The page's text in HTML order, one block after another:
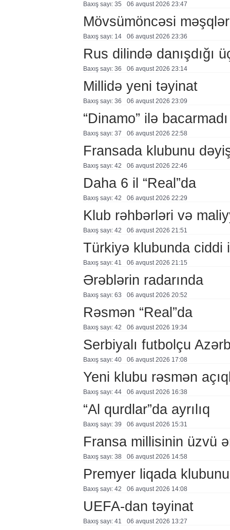
Baxış sayı: 35 06 avqust 2026 23:47
Mövsümöncəsi
Baxış sayı: 14 06 avqust 2026 23:36
Rus dilində danışdığı
Baxış sayı: 36 06 avqust 2026 23:14
Millidə yeni təyinat
Baxış sayı: 36 06 avqust 2026 23:09
“Dinamo” ilə bacarmadı
Baxış sayı: 37 06 avqust 2026 22:58
Fransada klubunu
Baxış sayı: 42 06 avqust 2026 22:46
Daha 6 il “Real”da
Baxış sayı: 42 06 avqust 2026 22:29
Klub rəhbərləri və
Baxış sayı: 42 06 avqust 2026 21:51
Türkiyə klubunda ciddi
Baxış sayı: 41 06 avqust 2026 21:15
Ərəblərin radarında
Baxış sayı: 63 06 avqust 2026 20:52
Rəsmən “Real”da
Baxış sayı: 42 06 avqust 2026 19:34
Serbiyalı futbolçu
Baxış sayı: 40 06 avqust 2026 17:08
Yeni klubu rəsmən
Baxış sayı: 44 06 avqust 2026 16:38
“Al qurdlar”da ayrılıq
Baxış sayı: 39 06 avqust 2026 15:31
Fransa millisinin üzvü
Baxış sayı: 38 06 avqust 2026 14:58
Premyer liqada
Baxış sayı: 42 06 avqust 2026 14:08
UEFA-dan təyinat
Baxış sayı: 41 06 avqust 2026 13:27